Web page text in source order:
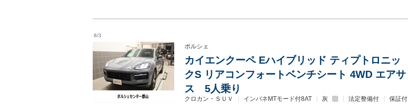
8/3
ポルシェ
カイエンクーペ Eハイブリッド ティプトロニッ
クS リアコンフォートベンチシート 4WD エアサ
ス 5人乗り
クロカン・ＳＵＶ インパネMTモード付8AT 灰 法定整備付 保証付